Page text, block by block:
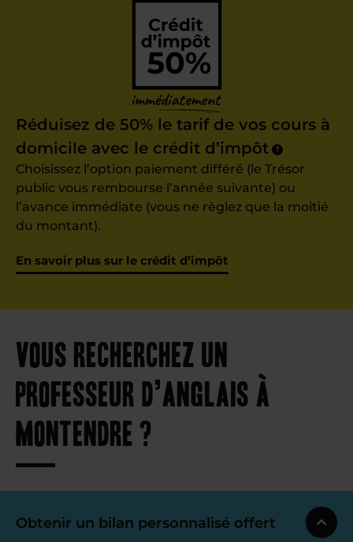
Réduisez de 50% le tarif de vos cours à
domicile avec le crédit d’impôt
?
Choisissez l’option paiement différé (le Trésor
public vous rembourse l’année suivante) ou
l’avance immédiate (vous ne règlez que la moitié
du montant).
En savoir plus sur le crédit d’impôt
Vous recherchez un
professeur d’anglais à
Montendre ?
Obtenir un bilan personnalisé offert